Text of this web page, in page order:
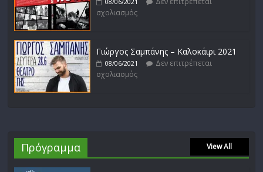
σχολιασμός
Γιώργος Σαμπάνης – Καλοκάιρι 2021
08/06/2021
Δεν επιτρέπεται
σχολιασμός
Πρόγραμμα View All